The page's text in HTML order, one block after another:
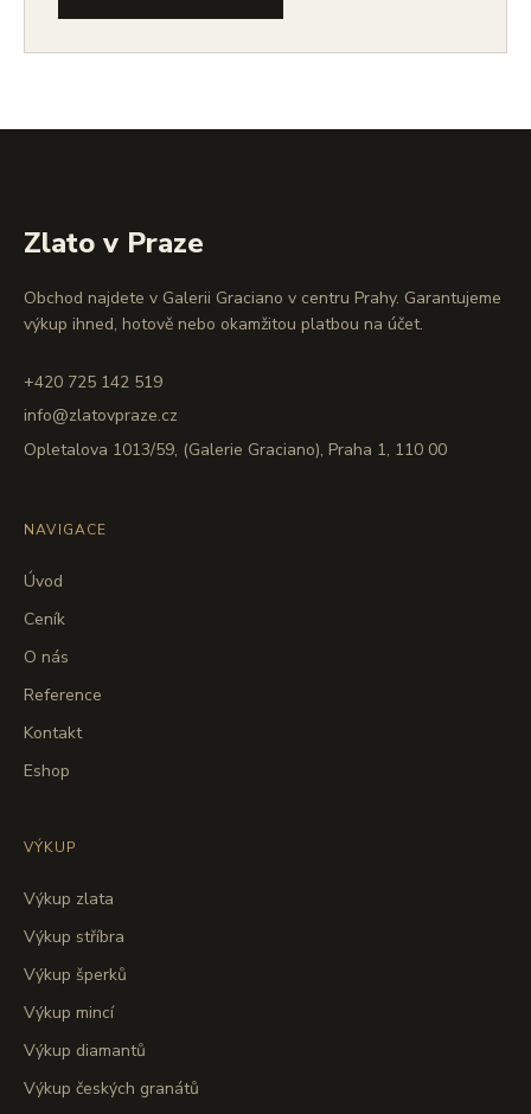
Zlato v Praze
Obchod najdete v Galerii Graciano v centru Prahy. Garantujeme
výkup ihned, hotově nebo okamžitou platbou na účet.
+420 725 142 519
info@zlatovpraze.cz
Opletalova 1013/59, (Galerie Graciano), Praha 1, 110 00
NAVIGACE
Úvod
Ceník
O nás
Reference
Kontakt
Eshop
VÝKUP
Výkup zlata
Výkup stříbra
Výkup šperků
Výkup mincí
Výkup diamantů
Výkup českých granátů